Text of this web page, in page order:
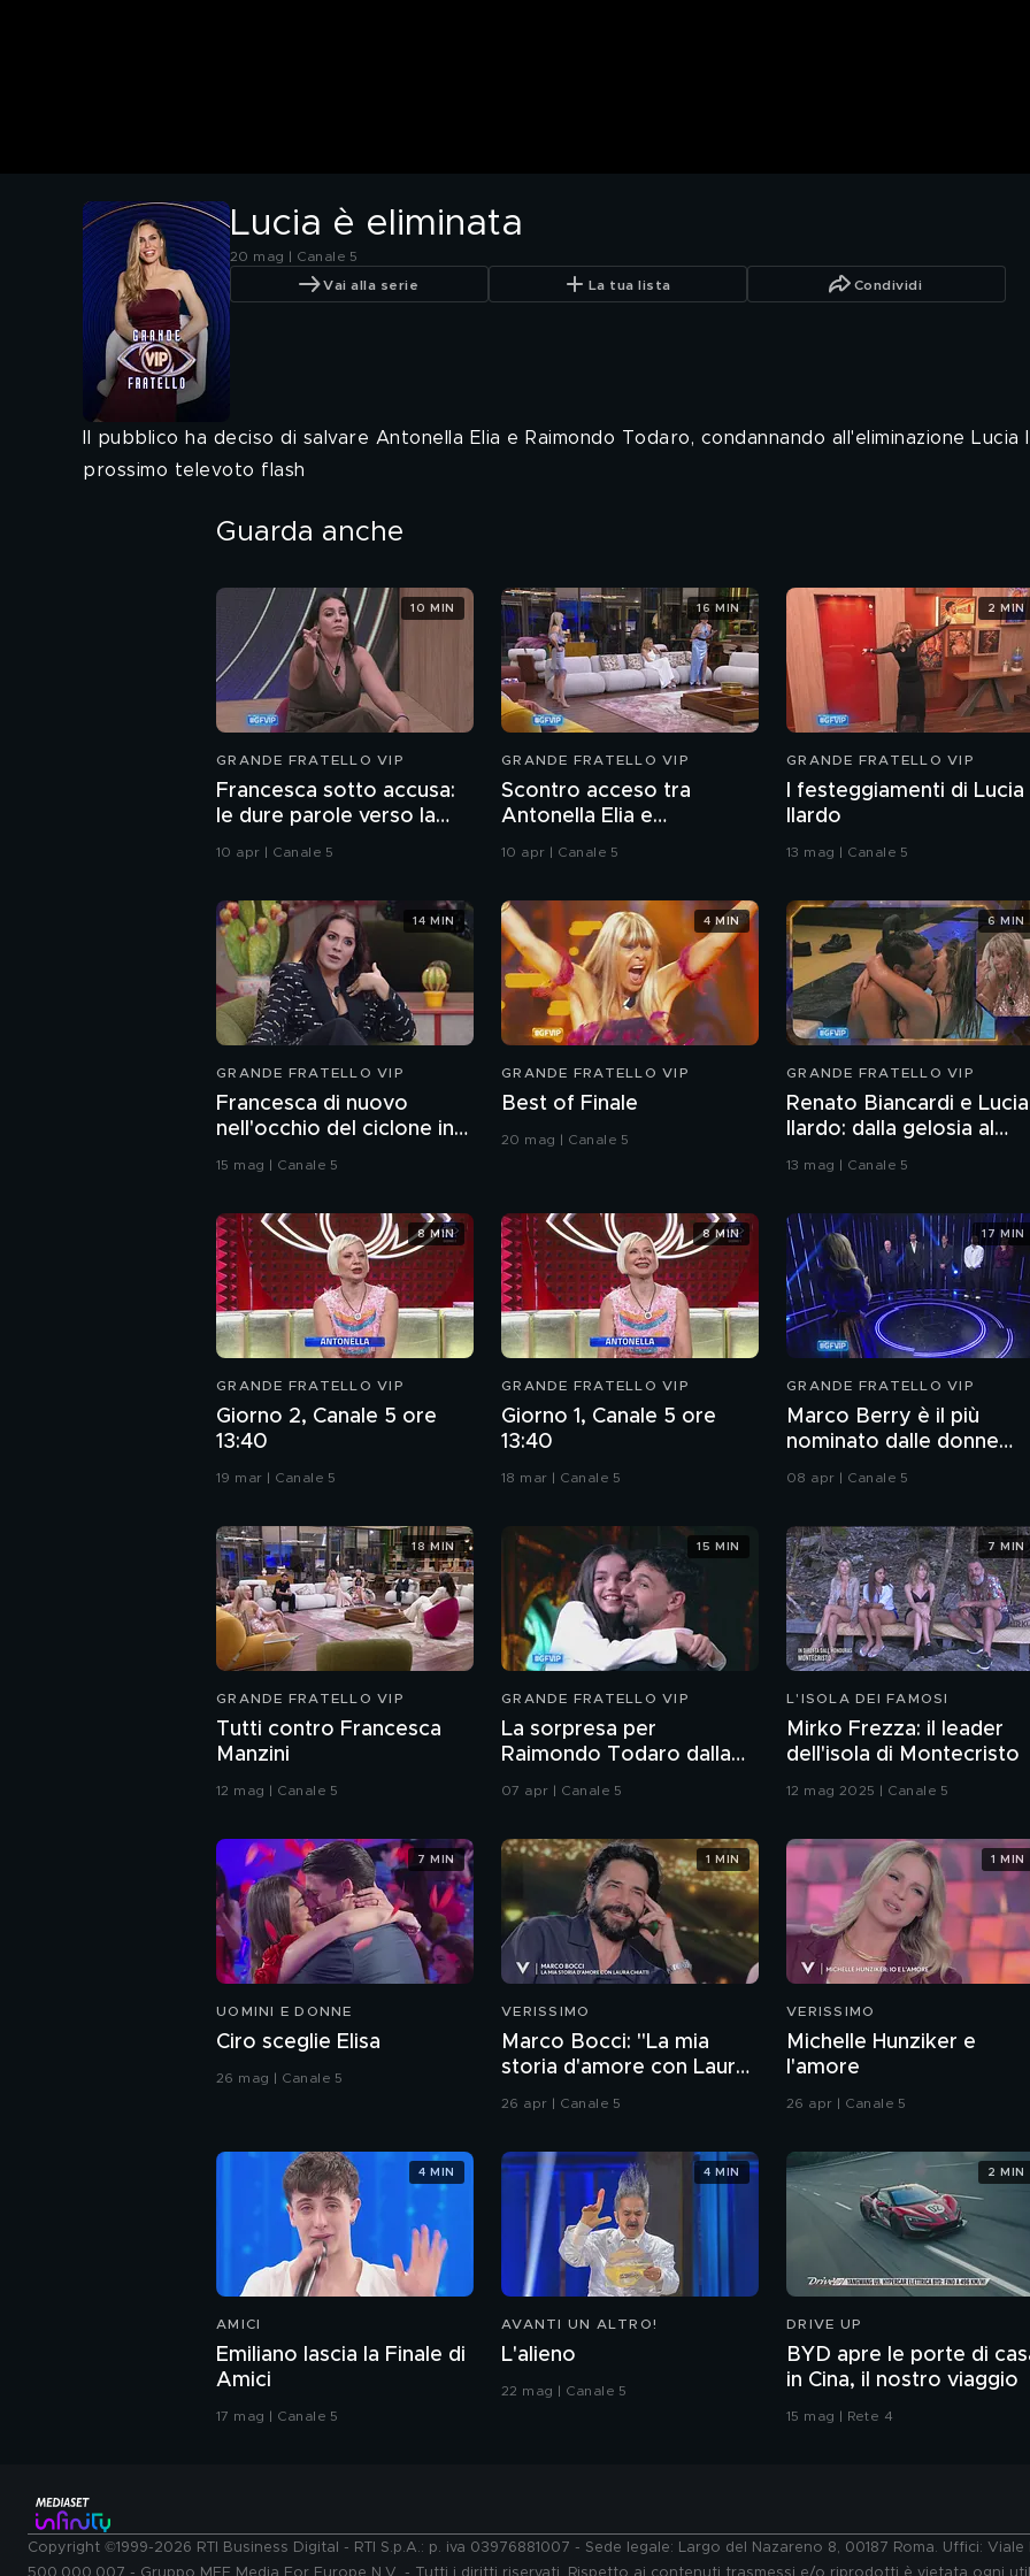
Lucia è eliminata
20 mag | Canale 5
Vai alla serie La tua lista Condividi
Il pubblico ha deciso di salvare Antonella Elia e Raimondo Todaro, condannando all'eliminazione
prossimo televoto flash
Guarda anche
GRANDE FRATELLO VIP
Francesca sotto accusa:
le dure parole verso la
ragazza e il confronto
10 apr | Canale 5
10 MIN
GRANDE FRATELLO VIP
Scontro acceso tra
Antonella Elia e
Alessandra Mussolini
10 apr | Canale 5
16 MIN
GRANDE FRATELLO VIP
I festeggiamenti di Lucia
Ilardo
13 mag | Canale 5
2 MIN
GRANDE FRATELLO VIP
Francesca di nuovo
nell'occhio del ciclone in
15 mag | Canale 5
14 MIN
GRANDE FRATELLO VIP
Best of Finale
20 mag | Canale 5
4 MIN
GRANDE FRATELLO VIP
Renato Biancardi e Lucia
Ilardo: dalla gelosia al
13 mag | Canale 5
6 MIN
GRANDE FRATELLO VIP
Giorno 2, Canale 5 ore
13:40
19 mar | Canale 5
8 MIN
GRANDE FRATELLO VIP
Giorno 1, Canale 5 ore
13:40
18 mar | Canale 5
8 MIN
GRANDE FRATELLO VIP
Marco Berry è il più
nominato dalle donne
nella settima puntata
08 apr | Canale 5
17 MIN
GRANDE FRATELLO VIP
Tutti contro Francesca
Manzini
12 mag | Canale 5
18 MIN
GRANDE FRATELLO VIP
La sorpresa per
Raimondo Todaro dalla
figlia Jasmine
07 apr | Canale 5
15 MIN
L'ISOLA DEI FAMOSI
Mirko Frezza: il leader
dell'isola di Montecristo
12 mag 2025 | Canale 5
7 MIN
UOMINI E DONNE
Ciro sceglie Elisa
26 mag | Canale 5
7 MIN
VERISSIMO
Marco Bocci: "La mia
storia d'amore con Laura
Chiatti"
26 apr | Canale 5
1 MIN
VERISSIMO
Michelle Hunziker e
l'amore
26 apr | Canale 5
1 MIN
AMICI
Emiliano lascia la Finale di
Amici
17 mag | Canale 5
4 MIN
AVANTI UN ALTRO!
L'alieno
22 mag | Canale 5
4 MIN
DRIVE UP
BYD apre le porte di
in Cina, il nostro viaggio
15 mag | Rete 4
2 MIN
Copyright ©1999-2026 RTI Business Digital - RTI S.p.A.: p. iva 03976881007 - Sede legale: Largo del Nazareno 8, 00187 Roma. Uffici: